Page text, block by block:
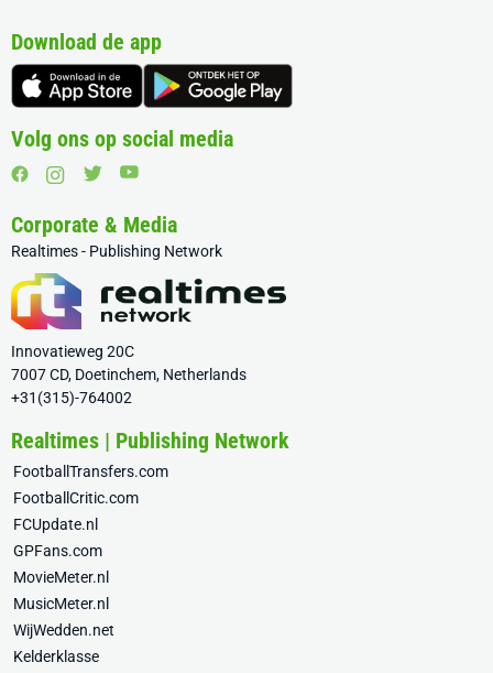
Download de app
Volg ons op social media
Corporate & Media
Realtimes - Publishing Network
Innovatieweg 20C
7007 CD, Doetinchem, Netherlands
+31(315)-764002
Realtimes | Publishing Network
FootballTransfers.com
FootballCritic.com
FCUpdate.nl
GPFans.com
MovieMeter.nl
MusicMeter.nl
WijWedden.net
Kelderklasse